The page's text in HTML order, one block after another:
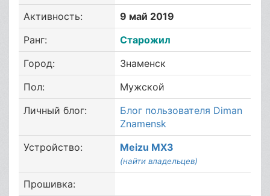
Активность:
9 май 2019
Ранг:
Старожил
Город:
Знаменск
Пол:
Мужской
Личный блог:
Блог пользователя Diman
Znamensk
Устройство:
Meizu MX3
(найти владельцев)
Прошивка: